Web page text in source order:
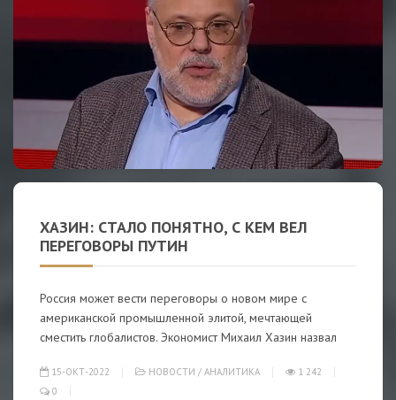
ХАЗИН: СТАЛО ПОНЯТНО, С КЕМ ВЕЛ
ПЕРЕГОВОРЫ ПУТИН
Россия может вести переговоры о новом мире с
американской промышленной элитой, мечтающей
сместить глобалистов. Экономист Михаил Хазин назвал
15-ОКТ-2022 НОВОСТИ / АНАЛИТИКА
1 242
0